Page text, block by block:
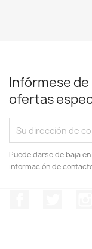
Infórmese
ofertas
Puede darse de baja
información de